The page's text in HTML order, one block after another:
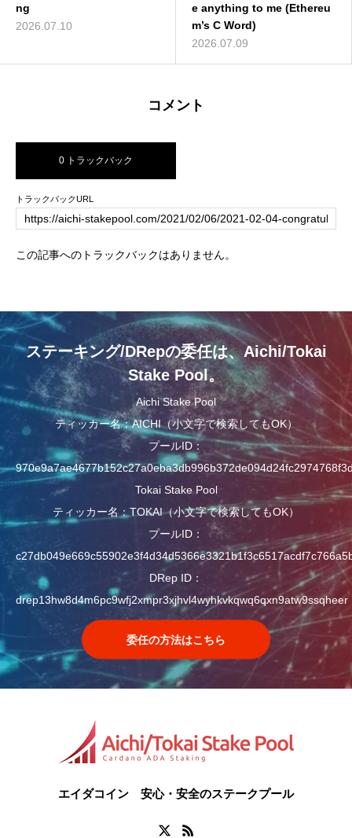
ng
2026.07.10
e anything to me (Ethereu
m’s C Word)
2026.07.09
コメント
0 トラックバック
トラックバックURL
この記事へのトラックバックはありません。
ステーキング/DRepの委任は、Aichi/Tokai
Stake Pool。
Aichi Stake Pool
ティッカー名：AICHI（小文字で検索してもOK）
プールID：
Tokai Stake Pool
ティッカー名：TOKAI（小文字で検索してもOK）
プールID：
DRep ID：
drep13hw8d4m6pc9wfj2xmpr3xjhvl4wyhkvkqwq6qxn9atw9ssqheer
委任の方法はこちら
エイダコイン 安心・安全のステークプール